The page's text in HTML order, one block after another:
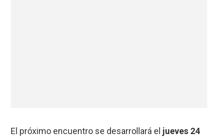
El próximo encuentro se desarrollará el jueves 24